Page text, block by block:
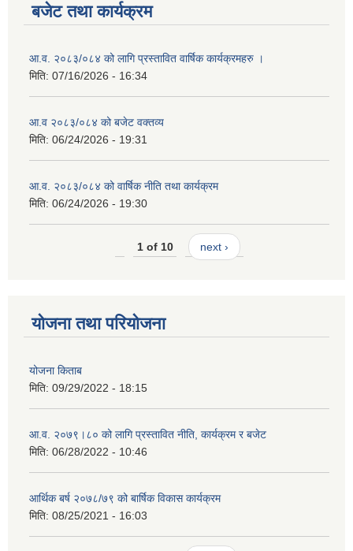
बजेट तथा कार्यक्रम
आ.व. २०८३/०८४ को लागि प्रस्तावित वार्षिक कार्यक्रमहरु ।
मिति: 07/16/2026 - 16:34
आ.व २०८३/०८४ को बजेट वक्तव्य
मिति: 06/24/2026 - 19:31
आ.व. २०८३/०८४ को वार्षिक नीति तथा कार्यक्रम
मिति: 06/24/2026 - 19:30
1 of 10 next ›
योजना तथा परियोजना
योजना किताब
मिति: 09/29/2022 - 18:15
आ.व. २०७९।८० को लागि प्रस्तावित नीति, कार्यक्रम र बजेट
मिति: 06/28/2022 - 10:46
आर्थिक बर्ष २०७८/७९ को बार्षिक विकास कार्यक्रम
मिति: 08/25/2021 - 16:03